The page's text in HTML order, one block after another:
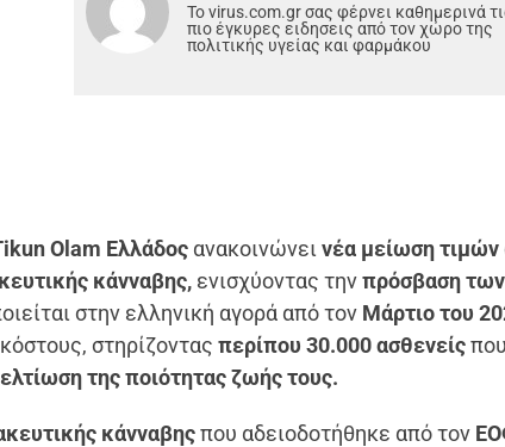
Το virus.com.gr σας φέρνει καθημερινά
πιο έγκυρες ειδησεις από τον χώρο της
πολιτικής υγείας και φαρμάκου
Olam Ελλάδος ανακοινώνει νέα μείωση τιμών
κάνναβης, ενισχύοντας τηνπρόσβαση
στην ελληνική αγορά από τον Μάρτιο του
στηρίζονταςπερίπου 30.000 ασθενείςπου
της ποιότητας ζωής τους.
κάνναβηςπου αδειοδοτήθηκε από τον